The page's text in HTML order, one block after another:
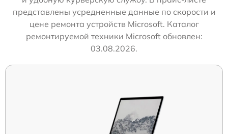
представлены усредненные данные по скорости и
цене ремонта устройств Microsoft. Каталог
ремонтируемой техники Microsoft обновлен:
03.08.2026.